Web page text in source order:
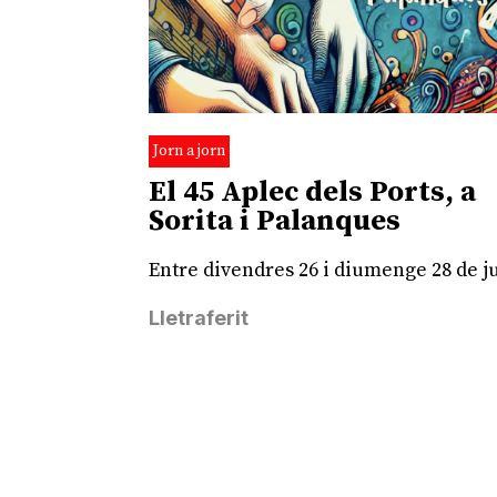
Jorn a jorn
El 45 Aplec dels Ports, a
Sorita i Palanques
Entre divendres 26 i diumenge 28 de
Lletraferit